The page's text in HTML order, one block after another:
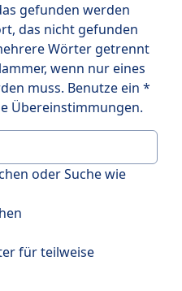
gefunden werden
das nicht gefunden
Wörter getrennt
wenn nur eines
muss. Benutze ein *
Übereinstimmungen.
oder Suche wie
für teilweise